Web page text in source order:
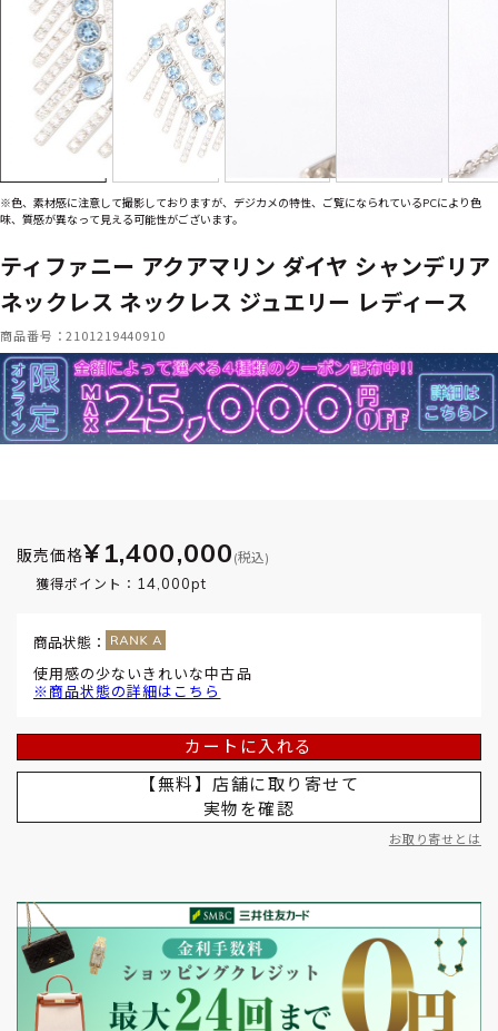
※色、素材感に注意して撮影しておりますが、デジカメの特性、ご覧になられているPCにより色
味、質感が異なって見える可能性がございます。
ティファニー アクアマリン ダイヤ シャンデリア
ネックレス ネックレス ジュエリー レディース
商品番号：2101219440910
販売価格¥1,400,000 (税込)
獲得ポイント： 14,000pt
商品状態：
使用感の少ないきれいな中古品
※商品状態の詳細はこちら
カートに入れる
【無料】店舗に取り寄せて
実物を確認
お取り寄せとは